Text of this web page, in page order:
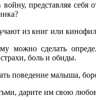
представляя
из книг или
можно сделать
боль и обиды.
поведение малыша,
дарите им свою